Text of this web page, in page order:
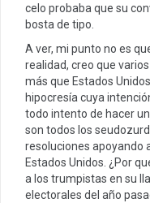
celo probaba que su
bosta de tipo.
A ver, mi punto no es
realidad, creo que
más que Estados
hipocresía cuya
todo intento de hacer
son todos los
resoluciones apoyando
Estados Unidos. ¿Por
a los trumpistas en su
electorales del año